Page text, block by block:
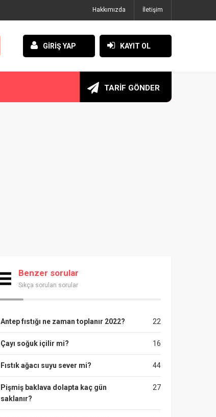
Hakkımızda İletişim
GİRİŞ YAP KAYIT OL
TARİF GÖNDER
Benzer sorular
Sıkça sorulan sorular
22
Antep fıstığı ne zaman toplanır 2022?
16
Çayı soğuk içilir mi?
44
Fıstık ağacı suyu sever mi?
27
Pişmiş baklava dolapta kaç gün
saklanır?